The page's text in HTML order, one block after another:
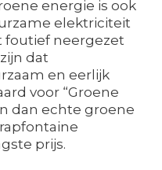
energie is ook
elektriciteit
neergezet
dat
en eerlijk
voor “Groene
dan echte groene
prijs.